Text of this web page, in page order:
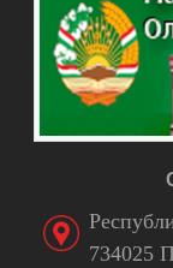
734025